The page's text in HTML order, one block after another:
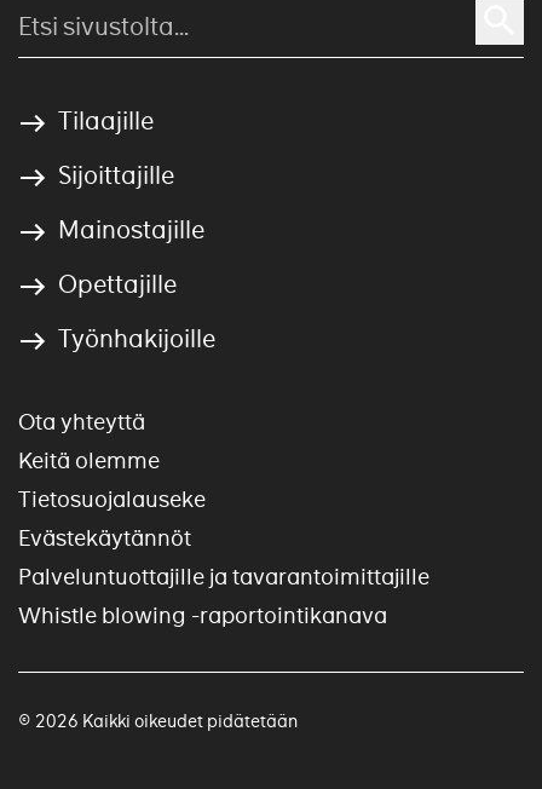
Tilaajille
Sijoittajille
Mainostajille
Opettajille
Työnhakijoille
Ota yhteyttä
Keitä olemme
Tietosuojalauseke
Evästekäytännöt
Palveluntuottajille ja tavarantoimittajille
Whistle blowing -raportointikanava
© 2026 Kaikki oikeudet pidätetään